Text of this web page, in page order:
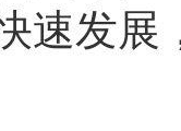
速发展